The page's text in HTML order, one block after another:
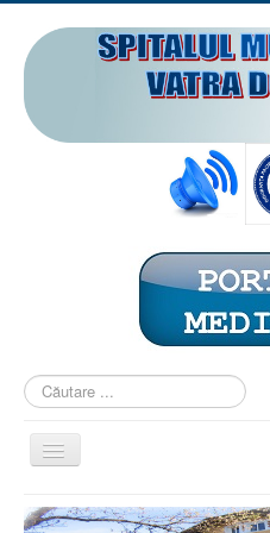
Căutare
...
Comută
navigarea
PREZENTARE